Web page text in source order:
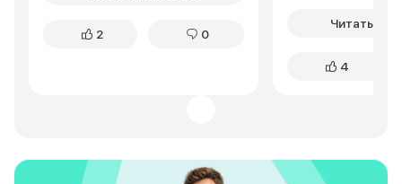
сомневался по поводу выбора.
симпатичный, современный, все
изгибы в тему, в моей
2 0
спокойно
собрано все
взрослых
комфортно.
Читать
4